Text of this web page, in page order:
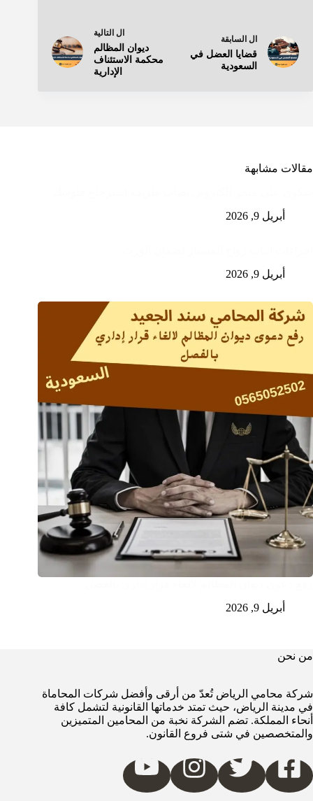
ال السابقة
قضايا العضل في
السعودية
ال التالية
ديوان المظالم
محكمة الاستئناف
الإدارية
مقالات مشابهة
أبريل 9, 2026
أبريل 9, 2026
أبريل 9, 2026
من نحن
شركة محامي الرياض تُعدّ من أرقى وأفضل شركات المحاماة
في مدينة الرياض، حيث تمتد خدماتها القانونية لتشمل كافة
أنحاء المملكة. تضم الشركة نخبة من المحامين المتميزين
والمتخصصين في شتى فروع القانون.